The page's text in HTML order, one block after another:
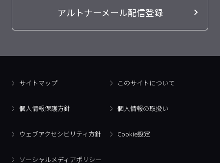
アルトナーメール配信登録
サイトマップ このサイトについて
個人情報保護方針 個人情報の取扱い
ウェブアクセシビリティ方針 Cookie設定
ソーシャルメディアポリシー